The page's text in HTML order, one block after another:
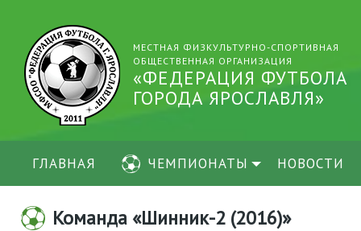
МЕСТНАЯ ФИЗКУЛЬТУРНО-СПОРТИВНАЯ
ОБЩЕСТВЕННАЯ ОРГАНИЗАЦИЯ
«ФЕДЕРАЦИЯ ФУТБОЛА
ГОРОДА ЯРОСЛАВЛЯ»
ГЛАВНАЯ ЧЕМПИОНАТЫ НОВОСТИ
Команда «Шинник-2 (2016)»